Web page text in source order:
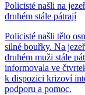
Policisté našli na
druhém stále pátrají
Policisté našli tělo
silné bouřky. Na
druhém muži stále
informovala ve
k dispozici krizoví
podporu a pomoc.